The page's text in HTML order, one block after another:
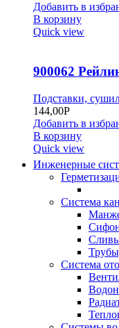
Добавить в
В корзину
Quick view
900062
Подставки,
144,00Р
Добавить в
В корзину
Quick view
Инженерные
Система
Система